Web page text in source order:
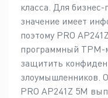
класса. Для
значение имеет
поэтому PRO
программный TPM-
защитить
злоумышленников.
PRO AP241Z 5M